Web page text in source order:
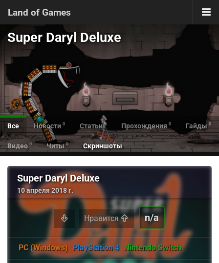
Land of Games
Super Daryl Deluxe
Все Новости 0 Статьи 0 Прохождения 0 Гайды 0
Видео 0 Читы 0 Скриншоты
Super Daryl Deluxe
10 апреля 2018 г.
Нравится n/a
PC (Windows) PlayStation 4 Nintendo Switch